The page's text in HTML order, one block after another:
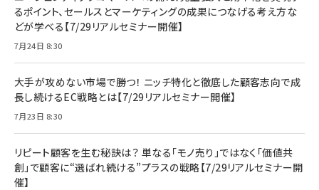
るポイント、セールスとマーケティングの成果につなげる考え方な
どが学べる【7/29リアルセミナー開催】
7月24日 8:30
大手が攻めない市場で勝つ！ ニッチ特化と徹底した顧客志向で成
長し続けるEC戦略とは【7/29リアルセミナー開催】
7月23日 8:30
リピート顧客を生む秘訣は？ 単なる「モノ売り」ではなく「価値共
創」で顧客に“選ばれ続ける”プラスの戦略【7/29リアルセミナー開
催】